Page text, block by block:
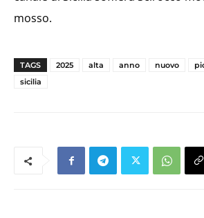
mosso.
TAGS 2025 alta anno nuovo
sicilia